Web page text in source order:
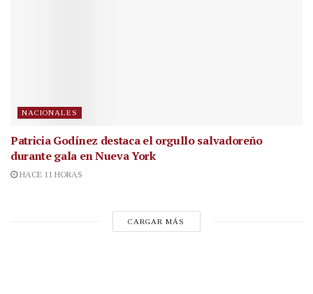
NACIONALES
Patricia Godínez destaca el orgullo salvadoreño
durante gala en Nueva York
HACE 11 HORAS
CARGAR MÁS